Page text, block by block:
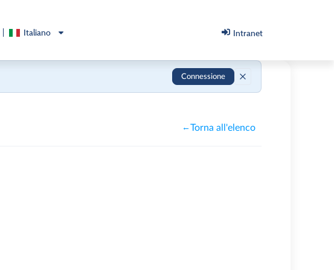
Italiano Intranet
Connessione
←Torna all'elenco